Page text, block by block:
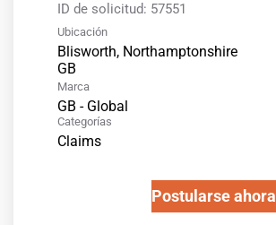
ID de solicitud: 57551
Ubicación
Blisworth, Northamptonshire
Marca
GB - Global
Categorías
Claims
Postularse ahora